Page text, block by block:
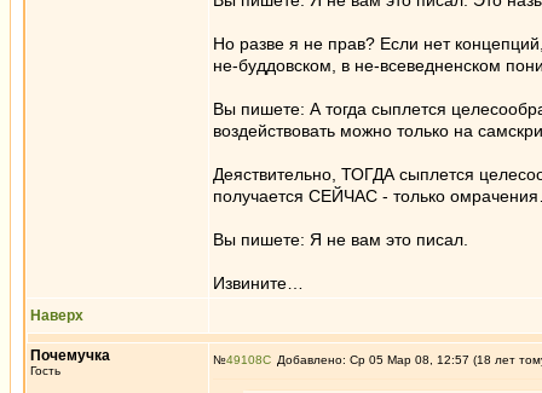
Но разве я не прав? Если нет
не-буддовском, в не-всеведненском
Вы пишете: А тогда сыплется
воздействовать можно только на
Деяствительно, ТОГДА сыплется
получается СЕЙЧАС - только
Вы пишете: Я не вам это писал.
Извините…
Наверх
Почемучка
Гость
№49108 Добавлено: Ср 05 Мар 08, 12:57 (18 лет